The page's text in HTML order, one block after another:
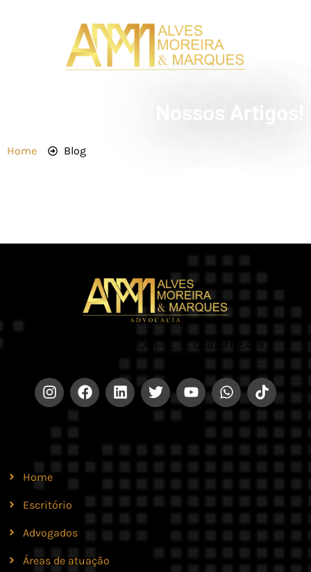
Home Blog
CNPJ 42.579.159/0001-52 | OAB/MT 2.469
Home
Escritório
Advogados
Áreas de atuação